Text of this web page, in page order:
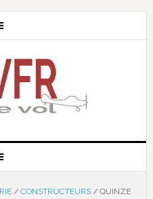
/ CONSTRUCTEURS /QUINZE